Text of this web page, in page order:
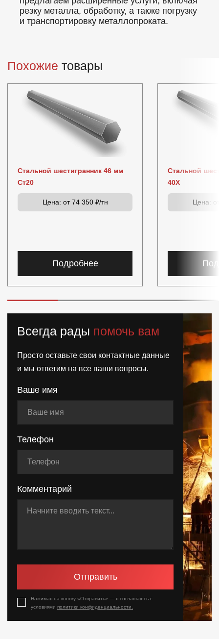
резку металла, обработку, а также погрузку
и транспортировку металлопроката.
Похожие товары
Стальной шестигранник 46 мм
Ст20
Цена: от 74 350 ₽/тн
Подробнее
Стальной
40Х
Цена:
Всегда рады помочь вам
Просто оставьте свои контактные данные
и мы ответим на все ваши вопросы.
Ваше имя
Телефон
Комментарий
Отправить
Нажимая на кнопку «Отправить» — я соглашаюсь с
условиями политики конфиденциальности.